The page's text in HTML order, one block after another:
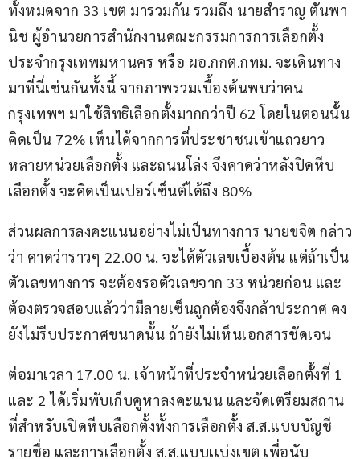
ทั้งหมดจาก 33 เขต มารวมกัน รวมถึง นายสำราญ ตันพา
นิช ผู้อำนวยการสำนักงานคณะกรรมการการเลือกตั้ง
ประจำกรุงเทพมหานคร หรือ ผอ.กกต.กทม. จะเดินทาง
มาที่นี่เช่นกันทั้งนี้ จากภาพรวมเบื้องต้นพบว่าคน
กรุงเทพฯ มาใช้สิทธิเลือกตั้งมากกว่าปี 62 โดยในตอนนั้น
คิดเป็น 72% เห็นได้จากการที่ประชาชนเข้าแถวยาว
หลายหน่วยเลือกตั้ง และถนนโล่ง จึงคาดว่าหลังปิดหีบ
เลือกตั้ง จะคิดเป็นเปอร์เซ็นต์ได้ถึง 80%
ส่วนผลการลงคะแนนอย่างไม่เป็นทางการ นายขจิต กล่าว
ว่า คาดว่าราวๆ 22.00 น. จะได้ตัวเลขเบื้องต้น แต่ถ้าเป็น
ตัวเลขทางการ จะต้องรอตัวเลขจาก 33 หน่วยก่อน และ
ต้องตรวจสอบแล้วว่ามีลายเซ็นถูกต้องจึงกล้าประกาศ คง
ยังไม่รีบประกาศขนาดนั้น ถ้ายังไม่เห็นเอกสารชัดเจน
ต่อมาเวลา 17.00 น. เจ้าหน้าที่ประจำหน่วยเลือกตั้งที่ 1
และ 2 ได้เริ่มพับเก็บคูหาลงคะแนน และจัดเตรียมสถาน
ที่สำหรับเปิดหีบเลือกตั้งทั้งการเลือกตั้ง ส.ส.แบบบัญชี
รายชื่อ และการเลือกตั้ง ส.ส.แบบเเบ่งเขต เพื่อนับ